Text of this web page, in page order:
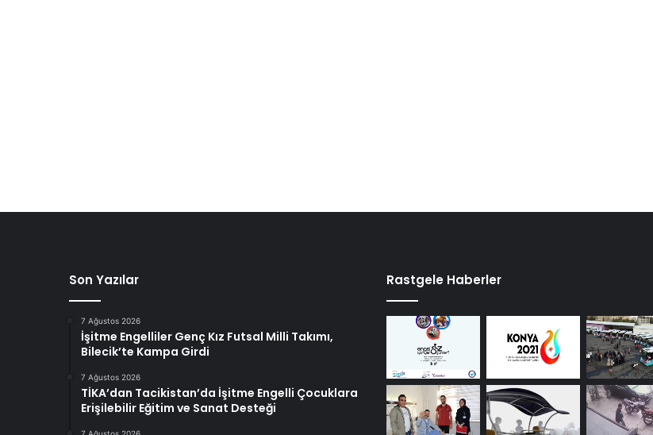
Son Yazılar
7 Ağustos 2026
İşitme Engelliler Genç Kız Futsal Milli Takımı,
Bilecik’te Kampa Girdi
7 Ağustos 2026
TİKA’dan Tacikistan’da İşitme Engelli Çocuklara
Erişilebilir Eğitim ve Sanat Desteği
Rastgele Haberler